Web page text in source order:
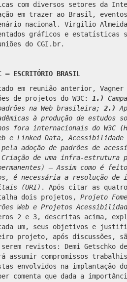
com diversos setores da
em trazer ao Brasil, eventos
nacional. Virgílio Almeida
gráficos e estatísticas
do CGI.br.
– ESCRITÓRIO BRASIL
em reunião anterior,
de projetos do W3C:
1.)
na Web brasileira; 2.)
à produção de estudos
fora internacionais do W3C
e Linked Data,
pela adoção de padrões de
Criação de uma infra-estrutura
– Assim como é
é necessária a resolução
(URI) . Após citar as
dois projetos, Projeto
Web e Projetos
2 e 3, descritas acima,
cada um, seus objetivos e
projeto, após discussões,
revistos: Demi Getschko
assumir compromissos
envolvidos na implantação
comenta que dada a